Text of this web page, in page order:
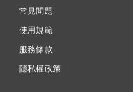
常見問題
使用規範
服務條款
隱私權政策